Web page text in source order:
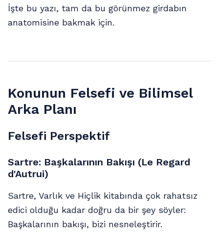
İşte bu yazı, tam da bu görünmez girdabın
anatomisine bakmak için.
Konunun Felsefi ve Bilimsel
Arka Planı
Felsefi Perspektif
Sartre: Başkalarının Bakışı (Le Regard
d'Autrui)
Sartre, Varlık ve Hiçlik kitabında çok rahatsız
edici olduğu kadar doğru da bir şey söyler:
Başkalarının bakışı, bizi nesneleştirir.